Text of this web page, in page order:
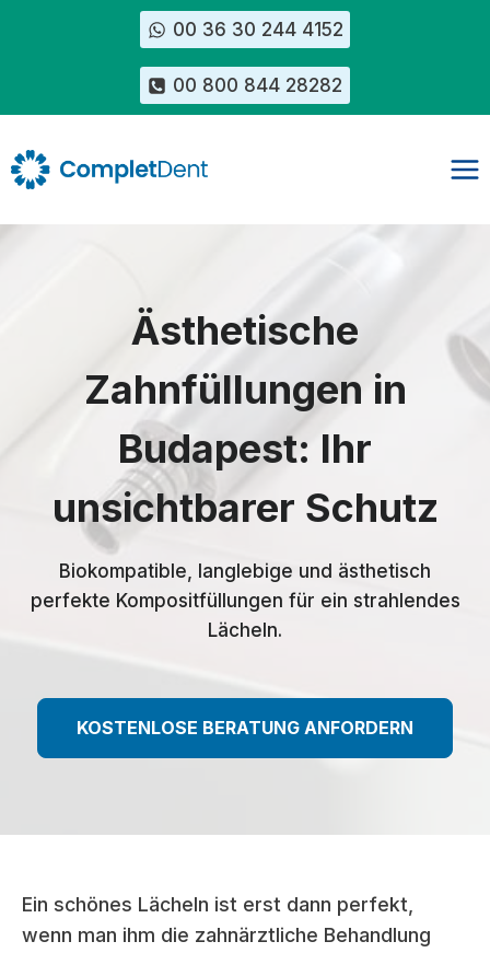
00 36 30 244 4152
00 800 844 28282
Ästhetische
Zahnfüllungen in
Budapest: Ihr
unsichtbarer Schutz
Biokompatible, langlebige und ästhetisch
perfekte Kompositfüllungen für ein strahlendes
Lächeln.
KOSTENLOSE BERATUNG ANFORDERN
Ein schönes Lächeln ist erst dann perfekt,
wenn man ihm die zahnärztliche Behandlung